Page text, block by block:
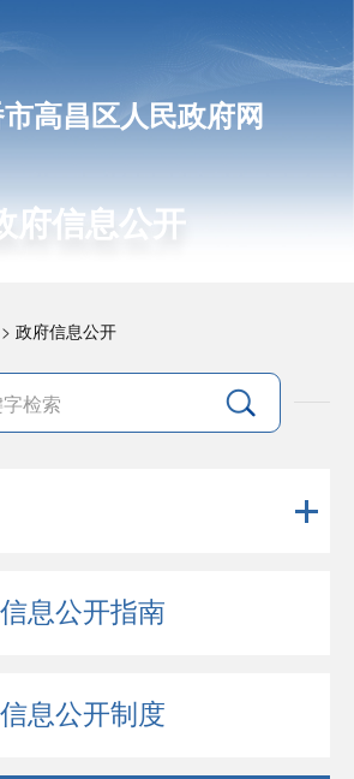
高昌区人民政府网
府信息公开
> 政府信息公开
息公开指南
息公开制度